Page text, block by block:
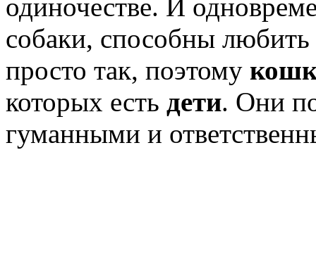
одиночестве. И
собаки, способны любить
просто так, поэтому
которых есть дети. Они
гуманными и